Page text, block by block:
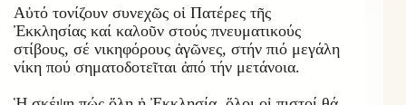
Αὐτό τονίζουν συνεχῶς οἱ Πατέρες τῆς
Ἐκκλησίας καί καλοῦν στούς πνευματικούς
στίβους, σέ νικηφόρους ἀγῶνες, στήν πιό μεγάλη
νίκη πού σηματοδοτεῖται ἀπό τήν μετάνοια.